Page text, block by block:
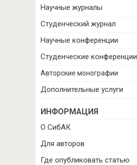
Научные журналы
Студенческий журнал
Научные конференции
Студенческие конференции
Авторские монографии
Дополнительные услуги
ИНФОРМАЦИЯ
О СибАК
Для авторов
Где опубликовать статью